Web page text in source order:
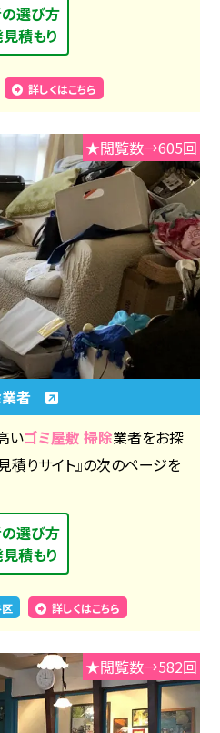
選び方
積もり
詳しくはこちら
★閲覧数→605回
業者
いゴミ屋敷 掃除業者をお探
積りサイト』の次のページを
選び方
積もり
詳しくはこちら
★閲覧数→582回